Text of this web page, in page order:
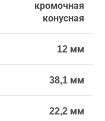
кромочная
конусная
12 мм
38,1 мм
22,2 мм